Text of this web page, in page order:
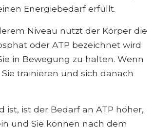
Energiebedarf erfüllt.
Niveau nutzt der Körper die
oder ATP bezeichnet wird
in Bewegung zu halten. Wenn
trainieren und sich danach
ist der Bedarf an ATP höher,
und Sie können nach dem